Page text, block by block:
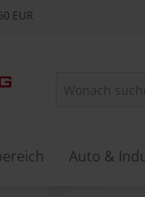
EUR
Auto &